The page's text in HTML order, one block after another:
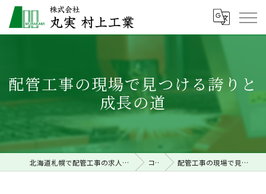
配管工事の現場で見つける誇りと
成長の道
北海道札幌で配管工事の求人なら株式会社丸実村上工業 コラム 配管工事の現場で見つける誇りと成長の道